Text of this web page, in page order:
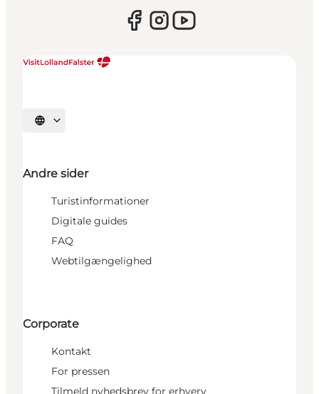
Vælg sprog
Andre sider
Turistinformationer
Digitale guides
FAQ
Webtilgængelighed
Corporate
Kontakt
For pressen
Tilmeld nyhedsbrev for erhverv